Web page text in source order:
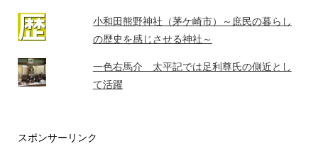
小和田熊野神社（茅ケ崎市）～庶民の暮らし
の歴史を感じさせる神社～
一色右馬介 太平記では足利尊氏の側近とし
て活躍
スポンサーリンク